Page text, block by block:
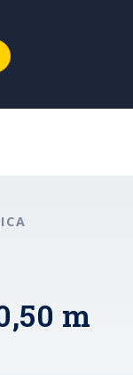
m